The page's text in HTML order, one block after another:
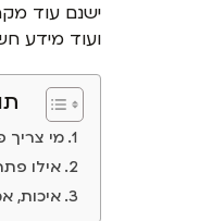
ישנם עוד
ועוד מידע
מי צריך
אילו
איכות,